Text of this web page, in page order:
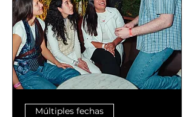
Múltiples fechas